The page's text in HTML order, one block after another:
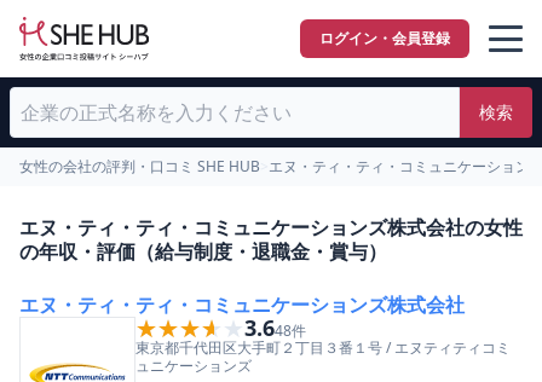
ログイン・会員登録
検索
女性の会社の評判・口コミ SHE HUB エヌ・ティ・ティ・コミュニケーション
エヌ・ティ・ティ・コミュニケーションズ株式会社の女性
の年収・評価（給与制度・退職金・賞与）
エヌ・ティ・ティ・コミュニケーションズ株式会社
★★★★★
★★★★★3.648件
東京都千代田区大手町２丁目３番１号/エヌティティコミ
ュニケーションズ